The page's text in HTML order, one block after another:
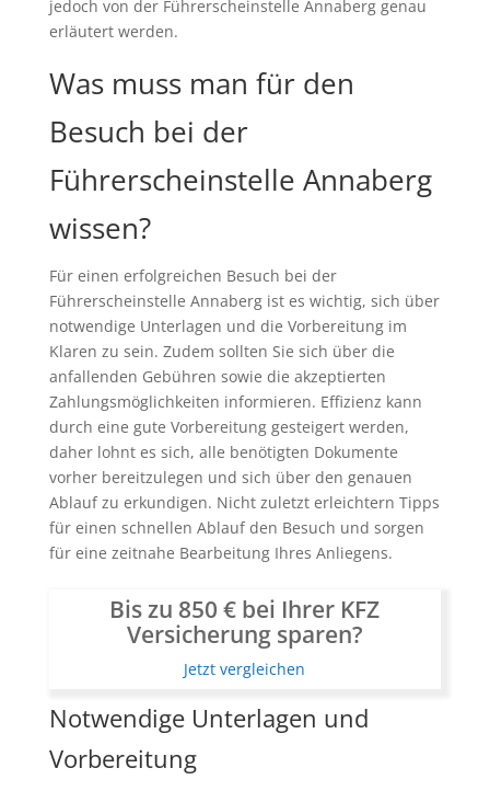
jedoch von der Führerscheinstelle Annaberg genau
erläutert werden.
Was muss man für den
Besuch bei der
Führerscheinstelle Annaberg
wissen?
Für einen erfolgreichen Besuch bei der
Führerscheinstelle Annaberg ist es wichtig, sich über
notwendige Unterlagen und die Vorbereitung im
Klaren zu sein. Zudem sollten Sie sich über die
anfallenden Gebühren sowie die akzeptierten
Zahlungsmöglichkeiten informieren. Effizienz kann
durch eine gute Vorbereitung gesteigert werden,
daher lohnt es sich, alle benötigten Dokumente
vorher bereitzulegen und sich über den genauen
Ablauf zu erkundigen. Nicht zuletzt erleichtern Tipps
für einen schnellen Ablauf den Besuch und sorgen
für eine zeitnahe Bearbeitung Ihres Anliegens.
Bis zu 850 € bei Ihrer KFZ
Versicherung sparen?
Jetzt vergleichen
Notwendige Unterlagen und
Vorbereitung